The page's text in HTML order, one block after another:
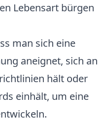
Lebensart bürgen
man sich eine
aneignet, sich an
hält oder
einhält, um eine